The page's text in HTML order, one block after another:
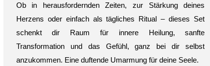
Ob in herausfordernden Zeiten, zur Stärkung deines
Herzens oder einfach als tägliches Ritual – dieses Set
schenkt dir Raum für innere Heilung, sanfte
Transformation und das Gefühl, ganz bei dir selbst
anzukommen. Eine duftende Umarmung für deine Seele.